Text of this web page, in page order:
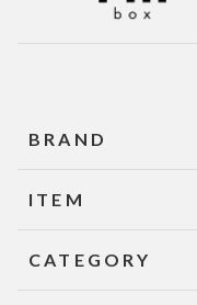
BRAND
ITEM
CATEGORY